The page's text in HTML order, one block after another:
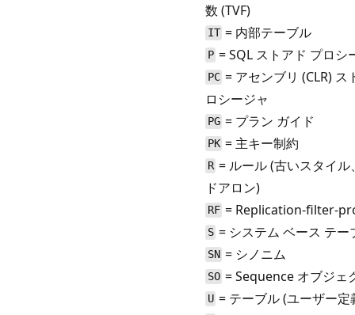
数 (TVF)
IT = 内部テーブル
P = SQL ストアド プロシ
PC = アセンブリ (CLR) ス
ロシージャ
PG = プラン ガイド
PK = 主キー制約
R = ルール (古いスタイル
ドアロン)
RF = Replication-filter-
S = システム ベース テー
SN = シノニム
SO = Sequence オブジェ
U = テーブル (ユーザー定